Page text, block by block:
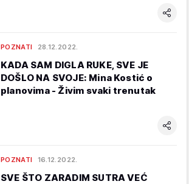
POZNATI 28.12.2022.
KADA SAM DIGLA RUKE, SVE JE
DOŠLO NA SVOJE: Mina Kostić o
planovima - Živim svaki trenutak
POZNATI 16.12.2022.
SVE ŠTO ZARADIM SUTRA VEĆ